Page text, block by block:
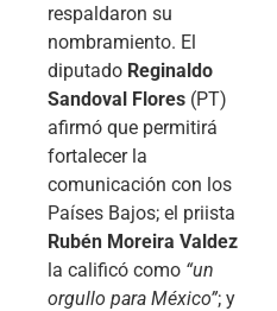
respaldaron su
nombramiento. El
diputado Reginaldo
Sandoval Flores (PT)
afirmó que permitirá
fortalecer la
comunicación con los
Países Bajos; el priista
Rubén Moreira Valdez
la calificó como “un
orgullo para México”; y